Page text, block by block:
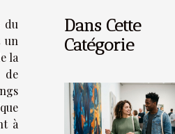
du
un
la
à
Dans Cette
Catégorie